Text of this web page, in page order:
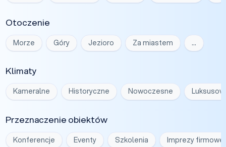
Otoczenie
Morze Góry Jezioro Za miastem …
Klimaty
Kameralne Historyczne Nowoczesne
Przeznaczenie obiektów
Konferencje Eventy Szkolenia Imprezy firmowe